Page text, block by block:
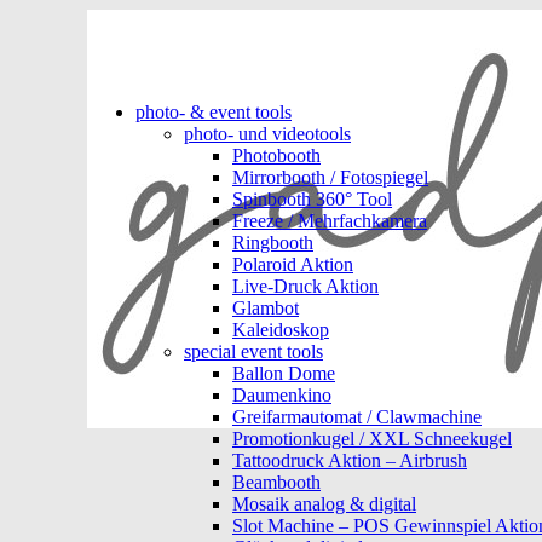
photo- & event tools
photo- und videotools
Photobooth
Mirrorbooth / Fotospiegel
Spinbooth 360° Tool
Freeze / Mehrfachkamera
Ringbooth
Polaroid Aktion
Live-Druck Aktion
Glambot
Kaleidoskop
special event tools
Ballon Dome
Daumenkino
Greifarmautomat / Clawmachine
Promotionkugel / XXL Schneekugel
Tattoodruck Aktion – Airbrush
Beambooth
Mosaik analog & digital
Slot Machine – POS Gewinnspiel